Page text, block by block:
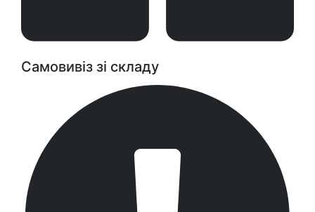
Самовивіз зі складу